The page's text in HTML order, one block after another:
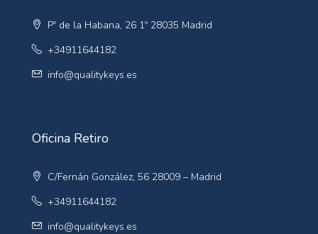
Pº de la Habana, 26 1º 28035 Madrid
+34911644182
info@qualitykeys.es
Oficina Retiro
C/Fernán González, 56 28009 – Madrid
+34911644182
info@qualitykeys.es